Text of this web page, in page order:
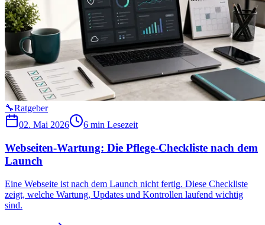
🔧Ratgeber
02. Mai 2026
6 min Lesezeit
Webseiten-Wartung: Die Pflege-Checkliste nach dem
Launch
Eine Webseite ist nach dem Launch nicht fertig. Diese Checkliste
zeigt, welche Wartung, Updates und Kontrollen laufend wichtig
sind.